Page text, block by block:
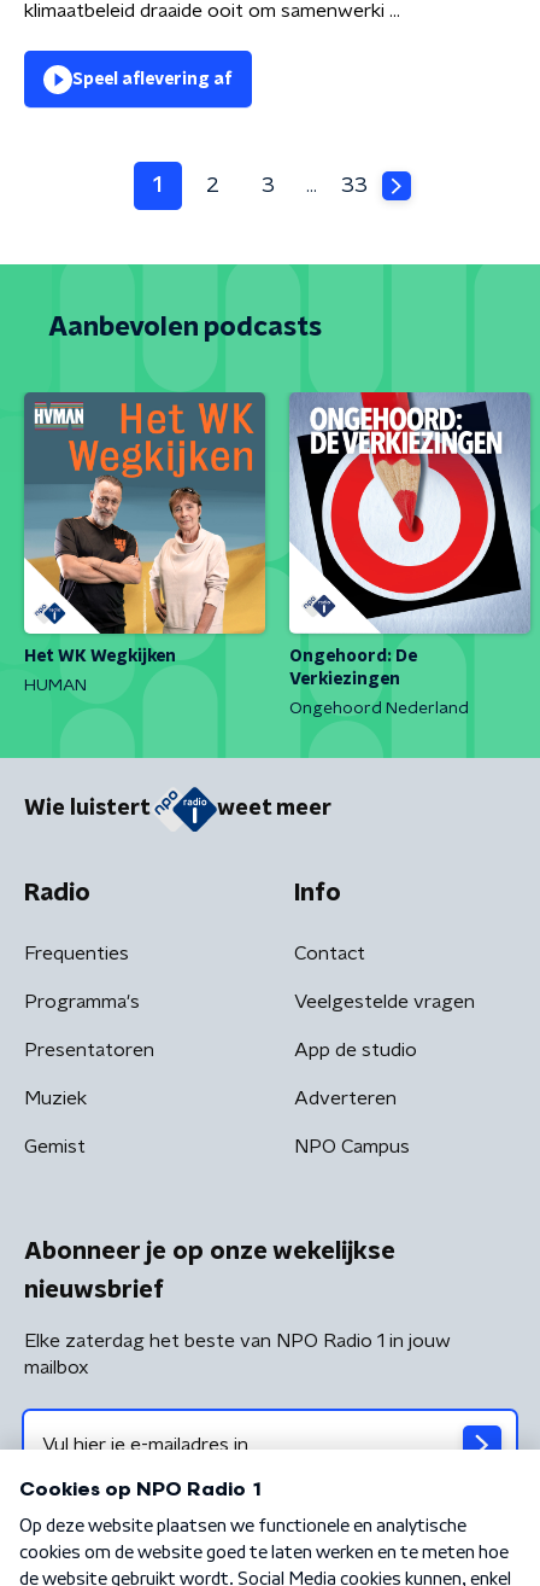
klimaatbeleid draaide ooit om samenwerki ...
Speel aflevering af
1 2 3 … 33
Aanbevolen podcasts
Het WK Wegkijken
HUMAN
Ongehoord: De
Verkiezingen
Ongehoord Nederland
Wie luistert weet meer
Radio
Frequenties
Programma's
Presentatoren
Muziek
Gemist
Info
Contact
Veelgestelde vragen
App de studio
Adverteren
NPO Campus
Abonneer je op onze wekelijkse
nieuwsbrief
Elke zaterdag het beste van NPO Radio 1 in jouw
mailbox